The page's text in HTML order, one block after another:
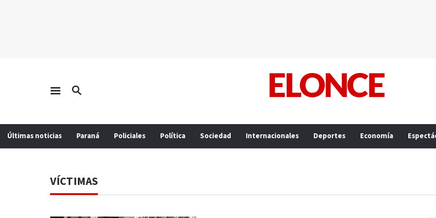
Últimas noticias Paraná Policiales Política Sociedad Internacionales Deportes Economía
VÍCTIMAS